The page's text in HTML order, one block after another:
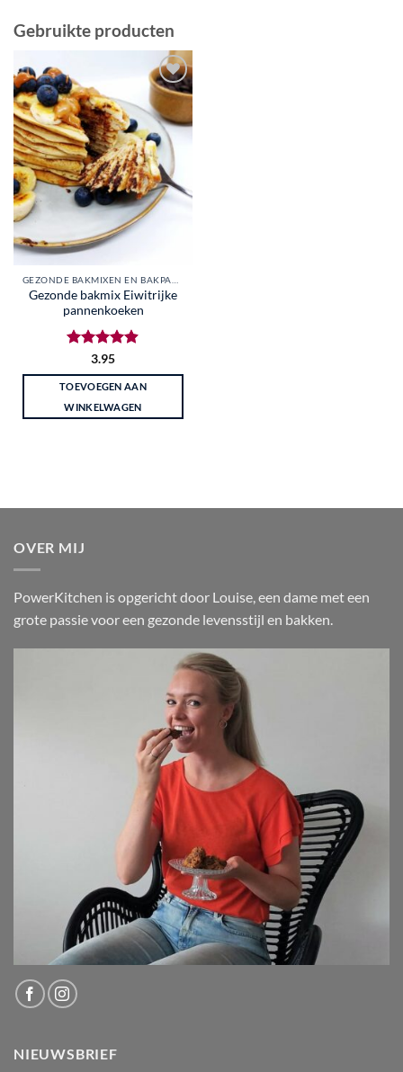
Gebruikte producten
Toevoegen
aan
wenslijst
GEZONDE BAKMIXEN EN BAKPAKKETTEN
Gezonde bakmix Eiwitrijke
pannenkoeken
Gewaardeerd
4.88uit 5
3.95
TOEVOEGEN AAN
WINKELWAGEN
OVER MIJ
PowerKitchen is opgericht door Louise, een dame met een
grote passie voor een gezonde levensstijl en bakken.
NIEUWSBRIEF